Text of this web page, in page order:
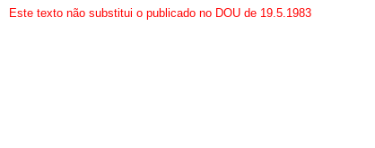
Este texto não substitui o publicado no DOU de 19.5.1983